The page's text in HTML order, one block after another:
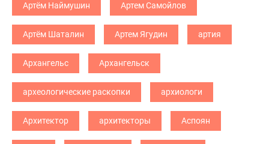
Артём Наймушин Артем Самойлов
Артём Шаталин Артем Ягудин артия
Архангельс Архангельск
археологические раскопки архиологи
Архитектор архитекторы Аспоян